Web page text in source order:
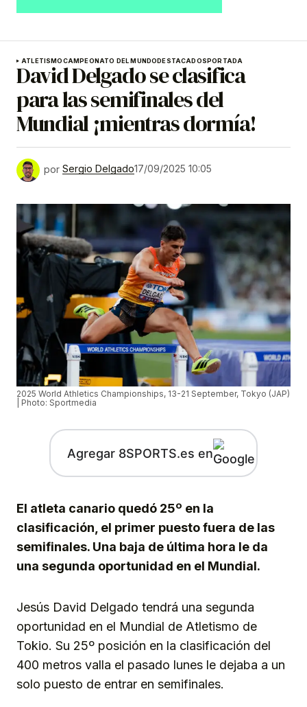
ATLETISMOCAMPEONATO DEL MUNDODESTACADOSPORTADA
David Delgado se clasifica
para las semifinales del
Mundial ¡mientras dormía!
por Sergio Delgado17/09/2025 10:05
2025 World Athletics Championships, 13-21 September, Tokyo (JAP)
| Photo: Sportmedia
Agregar 8SPORTS.es en
El atleta canario quedó 25º en la
clasificación, el primer puesto fuera de las
semifinales. Una baja de última hora le da
una segunda oportunidad en el Mundial.
Jesús David Delgado tendrá una segunda
oportunidad en el Mundial de Atletismo de
Tokio. Su 25º posición en la clasificación del
400 metros valla el pasado lunes le dejaba a un
solo puesto de entrar en semifinales.